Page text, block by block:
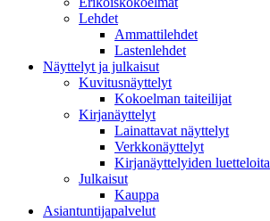
Lehdet
Ammattilehdet
Lastenlehdet
Näyttelyt ja julkaisut
Kuvitusnäyttelyt
Kokoelman taiteilijat
Kirjanäyttelyt
Lainattavat näyttelyt
Verkkonäyttelyt
Kirjanäyttelyiden luetteloita
Julkaisut
Kauppa
Asiantuntija­palvelut